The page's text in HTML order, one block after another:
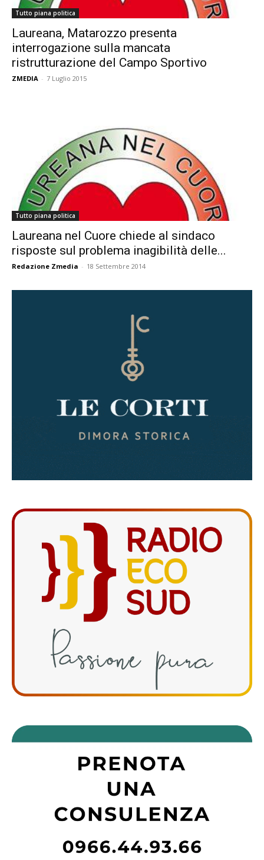
Tutto piana politica
Laureana, Matarozzo presenta
interrogazione sulla mancata
ristrutturazione del Campo Sportivo
ZMEDIA - 7 Luglio 2015
Tutto piana politica
Laureana nel Cuore chiede al sindaco
risposte sul problema inagibilità delle...
Redazione Zmedia - 18 Settembre 2014